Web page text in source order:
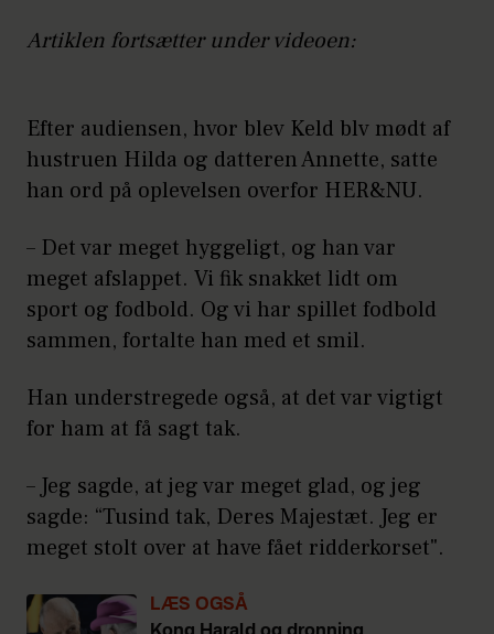
Artiklen fortsætter under videoen:
Efter audiensen, hvor blev Keld blv mødt af
hustruen Hilda og datteren Annette, satte
han ord på oplevelsen overfor HER&NU.
– Det var meget hyggeligt, og han var
meget afslappet. Vi fik snakket lidt om
sport og fodbold. Og vi har spillet fodbold
sammen, fortalte han med et smil.
Han understregede også, at det var vigtigt
for ham at få sagt tak.
– Jeg sagde, at jeg var meget glad, og jeg
sagde: “Tusind tak, Deres Majestæt. Jeg er
meget stolt over at have fået ridderkorset".
LÆS OGSÅ